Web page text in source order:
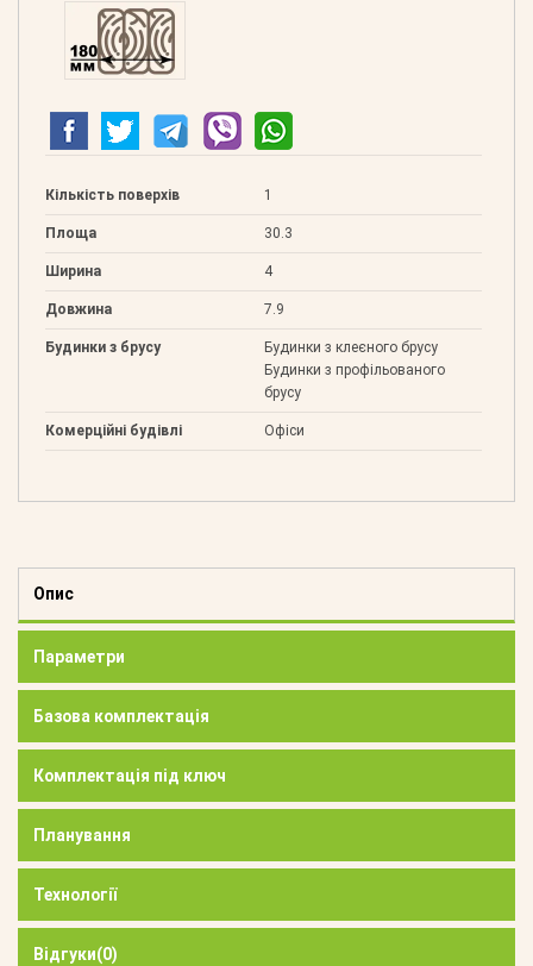
Клеєний 180
Кількість поверхів 1
Площа 30.3
Ширина 4
Довжина 7.9
Будинки з брусу
Будинки з клеєного брусу
Будинки з профільованого
брусу
Комерційні будівлі Офіси
Опис
Параметри
Базова комплектація
Комплектація під ключ
Планування
Технології
Відгуки(0)